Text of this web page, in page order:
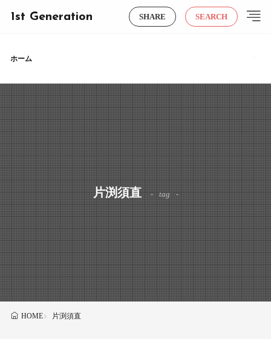
1st Generation SHARE SEARCH
ホーム
片渕須直 tag
HOME 片渕須直